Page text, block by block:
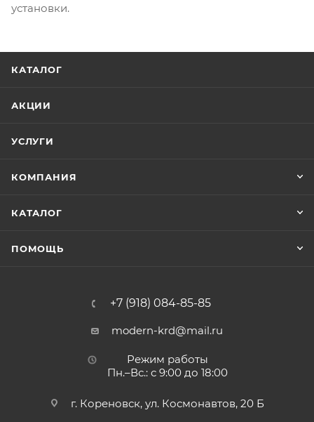
установки.
КАТАЛОГ
АКЦИИ
УСЛУГИ
КОМПАНИЯ
КАТАЛОГ
ПОМОЩЬ
+7 (918) 084-85-85
modern-krd@mail.ru
Режим работы
Пн.–Вс.: с 9:00 до 18:00
г. Кореновск, ул. Космонавтов, 20 Б